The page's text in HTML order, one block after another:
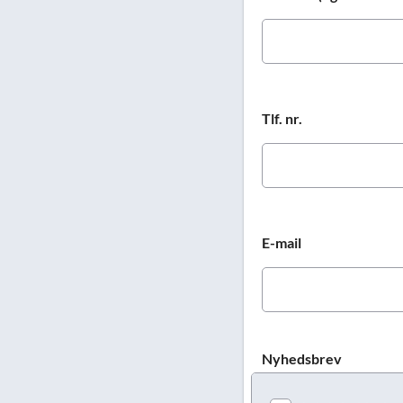
Tlf. nr.
E-mail
Nyhedsbrev